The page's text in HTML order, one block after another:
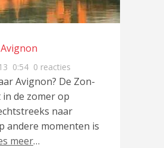
0:54 0 reacties
Avignon? De Zon-
de zomer op
naar
andere momenten is
meer…